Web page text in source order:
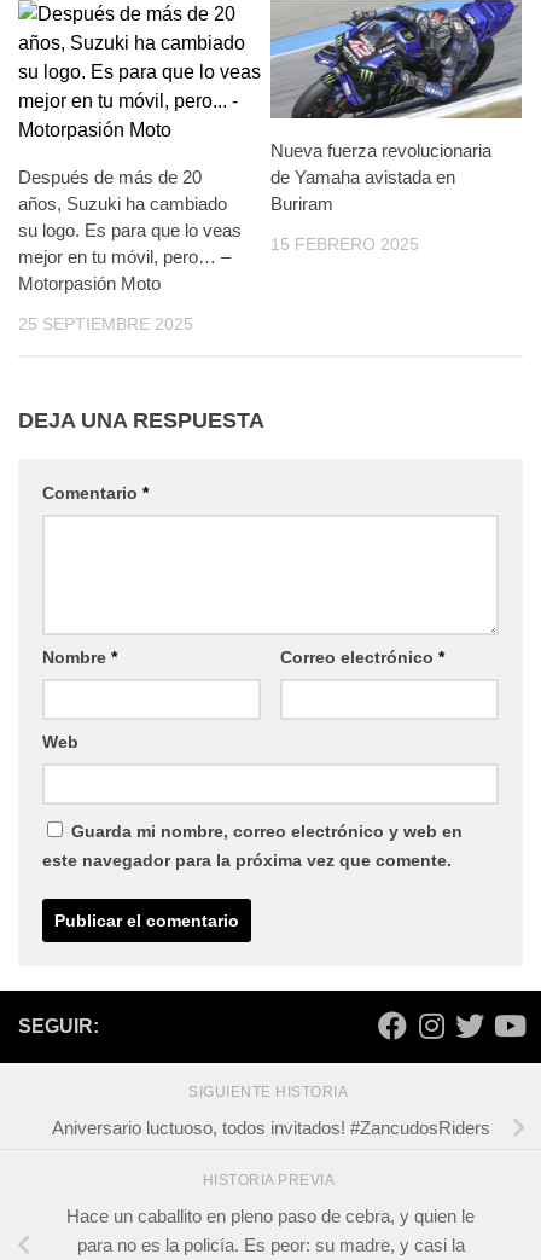
Después de más de 20
años, Suzuki ha cambiado
su logo. Es para que lo veas
mejor en tu móvil, pero… –
Motorpasión Moto
25 SEPTIEMBRE 2025
Nueva fuerza revolucionaria
de Yamaha avistada en
Buriram
15 FEBRERO 2025
DEJA UNA RESPUESTA
Comentario *
Nombre * Correo electrónico *
Web
Guarda mi nombre, correo electrónico y web en
este navegador para la próxima vez que comente.
SEGUIR:
SIGUIENTE HISTORIA
Aniversario luctuoso, todos invitados! #ZancudosRiders
HISTORIA PREVIA
Hace un caballito en pleno paso de cebra, y quien le
para no es la policía. Es peor: su madre, y casi la